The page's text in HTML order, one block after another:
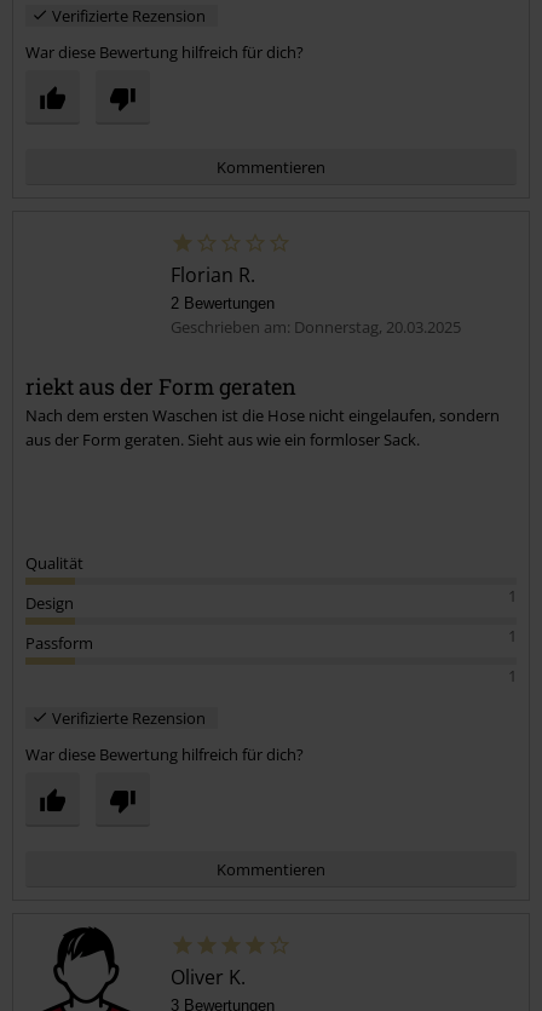
Verifizierte Rezension
War diese Bewertung hilfreich für dich?
Kommentieren
Kommentar jetzt abschicken!
Florian R.
2 Bewertungen
Geschrieben am: Donnerstag, 20.03.2025
riekt aus der Form geraten
Nach dem ersten Waschen ist die Hose nicht eingelaufen, sondern
aus der Form geraten. Sieht aus wie ein formloser Sack.
Qualität
1
Design
1
Passform
1
Verifizierte Rezension
War diese Bewertung hilfreich für dich?
Kommentieren
Oliver K.
3 Bewertungen